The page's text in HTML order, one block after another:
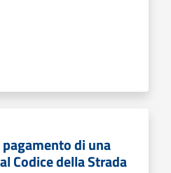
di una
Codice della Strada